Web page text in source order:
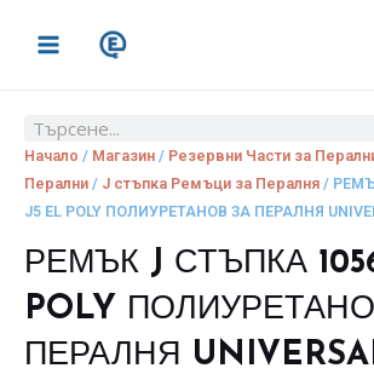
MENU
Search
Начало / Магазин / Резервни Части за
Перални / J стъпка Ремъци за Пералня /
J5 EL POLY ПОЛИУРЕТАНОВ ЗА ПЕРАЛНЯ
РЕМЪК J СТЪПКА
POLY
ПЕРАЛНЯ